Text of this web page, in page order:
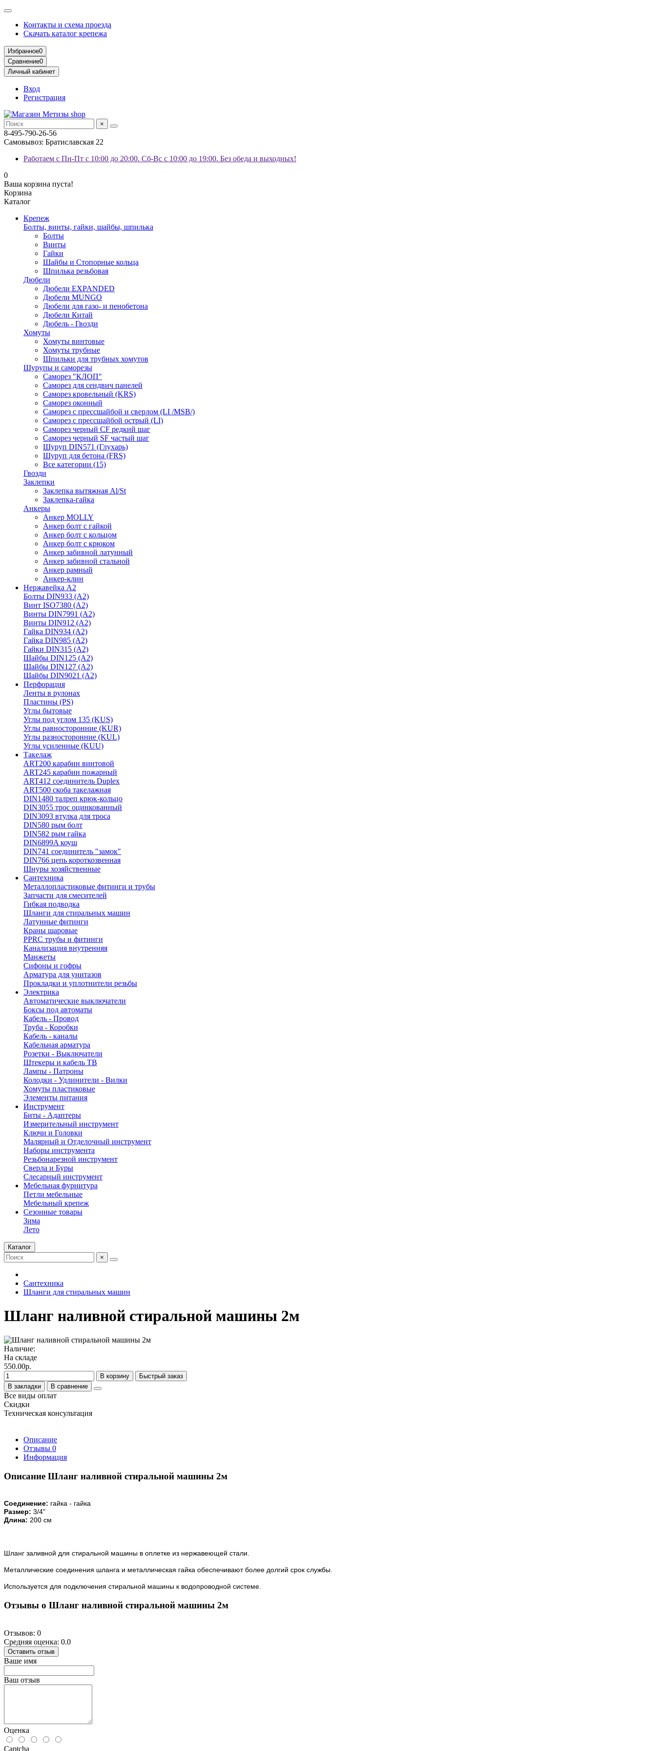
Контакты и схема проезда
Скачать каталог крепежа
Избранное0
Сравнение0
Личный кабинет
Вход
Регистрация
×
8-495-790-26-56
Самовывоз: Братиславская 22
Работаем с Пн-Пт с 10:00 до 20:00. Сб-Вс с 10:00 до 19:00. Без обеда и выходных!
0
Ваша корзина пуста!
Корзина
Каталог
Крепеж
Болты, винты, гайки, шайбы, шпилька
Болты
Винты
Гайки
Шайбы и Стопорные кольца
Шпилька резьбовая
Дюбели
Дюбели EXPANDED
Дюбели MUNGO
Дюбели для газо- и пенобетона
Дюбели Китай
Дюбель - Гвозди
Хомуты
Хомуты винтовые
Хомуты трубные
Шпильки для трубных хомутов
Шурупы и саморезы
Саморез "КЛОП"
Саморез для сендвич панелей
Саморез кровельный (KRS)
Саморез оконный
Саморез с прессшайбой и сверлом (LI /MSB/)
Саморез с прессшайбой острый (LI)
Саморез черный CF редкий шаг
Саморез черный SF частый шаг
Шуруп DIN571 (Глухарь)
Шуруп для бетона (FRS)
Все категории (15)
Гвозди
Заклепки
Заклепка вытяжная Al/St
Заклепка-гайка
Анкеры
Анкер MOLLY
Анкер болт с гайкой
Анкер болт с кольцом
Анкер болт с крюком
Анкер забивной латунный
Анкер забивной стальной
Анкер рамный
Анкер-клин
Нержавейка А2
Болты DIN933 (A2)
Винт ISO7380 (A2)
Винты DIN7991 (A2)
Винты DIN912 (A2)
Гайка DIN934 (A2)
Гайка DIN985 (A2)
Гайки DIN315 (A2)
Шайбы DIN125 (A2)
Шайбы DIN127 (A2)
Шайбы DIN9021 (A2)
Перфорация
Ленты в рулонах
Пластины (PS)
Углы бытовые
Углы под углом 135 (KUS)
Углы равносторонние (KUR)
Углы разносторонние (KUL)
Углы усиленные (KUU)
Такелаж
ART200 карабин винтовой
ART245 карабин пожарный
ART412 соединитель Duplex
ART500 скоба такелажная
DIN1480 талреп крюк-кольцо
DIN3055 трос оцинкованный
DIN3093 втулка для троса
DIN580 рым болт
DIN582 рым гайка
DIN6899A коуш
DIN741 соединитель "замок"
DIN766 цепь короткозвенная
Шнуры хозяйственные
Сантехника
Металлопластиковые фитинги и трубы
Запчасти для смесителей
Гибкая подводка
Шланги для стиральных машин
Латунные фитинги
Краны шаровые
PPRC трубы и фитинги
Канализация внутренняя
Манжеты
Сифоны и гофры
Арматура для унитазов
Прокладки и уплотнители резьбы
Электрика
Автоматические выключатели
Боксы под автоматы
Кабель - Провод
Труба - Коробки
Кабель - каналы
Кабельная арматура
Розетки - Выключатели
Штекеры и кабель ТВ
Лампы - Патроны
Колодки - Удлинители - Вилки
Хомуты пластиковые
Элементы питания
Инструмент
Биты - Адаптеры
Измерительный инструмент
Ключи и Головки
Малярный и Отделочный инструмент
Наборы инструмента
Резьбонарезной инструмент
Сверла и Буры
Слесарный инструмент
Мебельная фурнитура
Петли мебельные
Мебельный крепеж
Сезонные товары
Зима
Лето
Каталог
×
Сантехника
Шланги для стиральных машин
Шланг наливной стиральной машины 2м
Наличие:
На складе
550.00р.
В корзину
Быстрый заказ
В закладки
В сравнение
Все виды оплат
Скидки
Техническая консультация
Описание
Отзывы 0
Информация
Описание Шланг наливной стиральной машины 2м
Соединение: гайка - гайка
Размер: 3/4"
Длина: 200 см
Шланг заливной для стиральной машины в оплетке из нержавеющей стали.
Металлические соединения шланга и металлическая гайка обеспечивают более долгий срок службы.
Используется для подключения стиральной машины к водопроводной системе.
Отзывы о Шланг наливной стиральной машины 2м
Отзывов: 0
Средняя оценка: 0.0
Оставить отзыв
Ваше имя
Ваш отзыв
Оценка
Captcha